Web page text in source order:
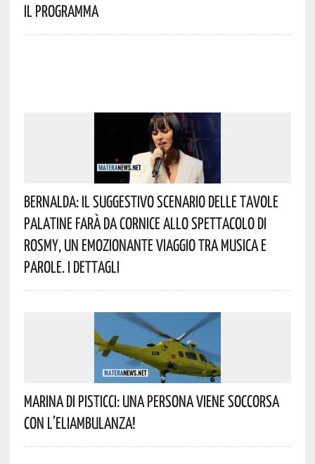
Il Programma
Bernalda: Il Suggestivo Scenario Delle Tavole
Palatine Farà Da Cornice Allo Spettacolo Di
Rosmy, Un Emozionante Viaggio Tra Musica E
Parole. I Dettagli
Marina Di Pisticci: Una Persona Viene Soccorsa
Con L’eliambulanza!